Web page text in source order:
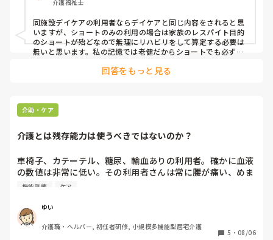
介護福祉士
同施設デイケアの利用者ならデイケアと同じ内容をされると思
いますが、ショートのみの利用の場合は家族のレスパイト目的
のショートが殆どなので無理にリハビリをして算定する必要は
無いと思います。私の記憶では老健だからショートでも必ずリ
(違っていたらすみません) 回答をもっと見る
介助・ケア
介護とは残存能力は使うべきではないのか？
車椅子、カテーテル、糖尿、輸血ありの利用者。確かに血液
の数値は非常に低い。その利用者さんは常に腰が痛い、めま
いがすると言って常に横になります。でも、立位やお風呂で
てやります）が、スタッフはみんな全介助するんです。なの
で、本人もやってと言います。どーしたらいいのでしょう
か？できることはやってもらうのが介護ではないの？やって
機能訓練 ケア
ゆい
介護職・ヘルパー, 初任者研修, 小規模多機能型居宅介護
5 ・ 08/06